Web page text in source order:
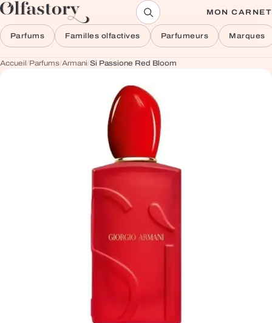
Aller au contenu MON CARNET
Parfums Familles olfactives Parfumeurs Marques
Accueil/Parfums/Armani/Si Passione Red Bloom